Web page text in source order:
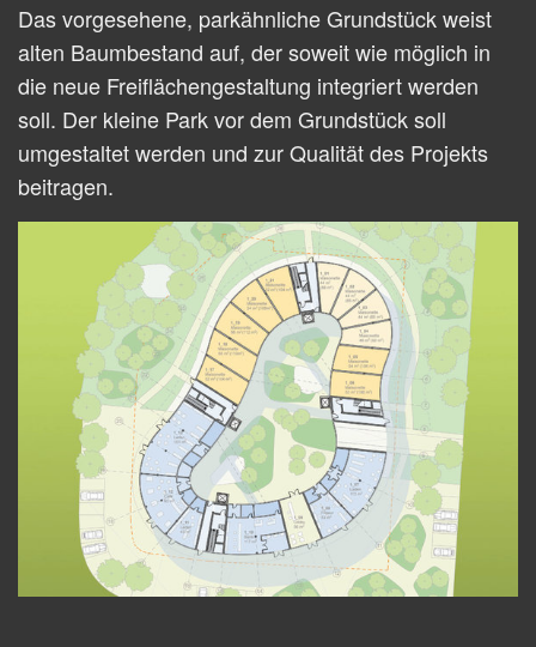
Das vorgesehene, parkähnliche Grundstück weist
alten Baumbestand auf, der soweit wie möglich in
die neue Freiflächengestaltung integriert werden
soll. Der kleine Park vor dem Grundstück soll
umgestaltet werden und zur Qualität des Projekts
beitragen.